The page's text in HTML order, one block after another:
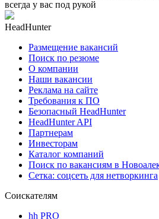
всегда у вас под рукой
HeadHunter
Размещение вакансий
Поиск по резюме
О компании
Наши вакансии
Реклама на сайте
Требования к ПО
Безопасный HeadHunter
HeadHunter API
Партнерам
Инвесторам
Каталог компаний
Поиск по вакансиям в
Сетка: соцсеть для нетворкинга
Соискателям
hh PRO